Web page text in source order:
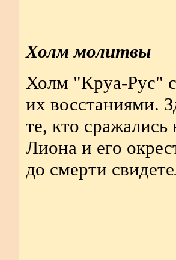
Холм молитвы
Холм "Круа-Рус"
их восстаниями.
те, кто
Лиона и его
до смерти